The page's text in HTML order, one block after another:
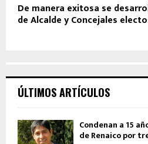
De manera exitosa se
de Alcalde y Concejales
ÚLTIMOS ARTÍCULOS
Condenan a 15
de Renaico por